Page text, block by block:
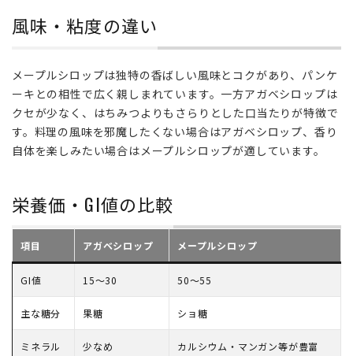
の違
3
栄養
価・
GI
値の
比較
価
格
と
選
び
方
の
目
安
風味・粘度の違い
メープルシロップは独特の香ばしい風味とコクがあり、パンケ
ーキとの相性で広く親しまれています。一方アガベシロップは
クセが少なく、はちみつよりもさらりとした口当たりが特徴で
す。料理の風味を邪魔したくない場合はアガベシロップ、香り
自体を楽しみたい場合はメープルシロップが適しています。
栄養価・GI値の比較
項目 アガベシロップ メープルシロップ
GI値 15〜30 50〜55
主な糖分 果糖 ショ糖
ミネラル 少なめ カルシウム・マンガン等が豊富